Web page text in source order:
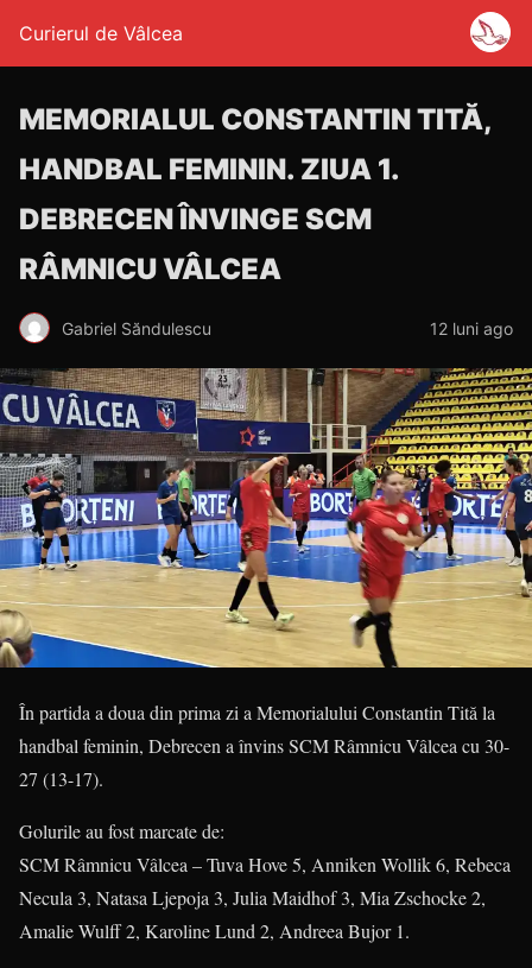
Curierul de Vâlcea
MEMORIALUL CONSTANTIN TITĂ,
HANDBAL FEMININ. ZIUA 1.
DEBRECEN ÎNVINGE SCM
RÂMNICU VÂLCEA
Gabriel Săndulescu 12 luni ago
În partida a doua din prima zi a Memorialului Constantin Tită la
handbal feminin, Debrecen a învins SCM Râmnicu Vâlcea cu 30-
27 (13-17).
Golurile au fost marcate de:
SCM Râmnicu Vâlcea – Tuva Hove 5, Anniken Wollik 6, Rebeca
Necula 3, Natasa Ljepoja 3, Julia Maidhof 3, Mia Zschocke 2,
Amalie Wulff 2, Karoline Lund 2, Andreea Bujor 1.